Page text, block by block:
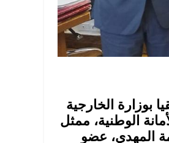
بوزارة الخارجية
الوطنية، ممثل
المهدي، عضو